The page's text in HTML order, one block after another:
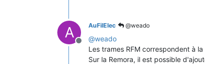
A
Offline
AuFilElec @weado
@weado
Les trames RFM correspondent à
Sur la Remora, il est possible